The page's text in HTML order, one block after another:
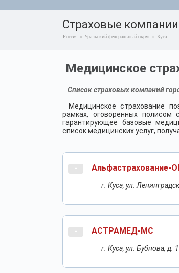
Страховые компании
Россия » Уральский федеральный округ » Куса
Медицинское
Список страховых компаний
Медицинское страхование
рамках, оговоренных полисом
гарантирующее базовые
список медицинских услуг,
- Альфастрахование-
г. Куса, ул.
- АСТРАМЕД-МС
г. Куса, ул. Бубнова, д.